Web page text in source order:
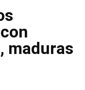
maduras